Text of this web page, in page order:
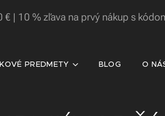
| 10 % zľava na prvý nákup s
PREDMETY BLOG O